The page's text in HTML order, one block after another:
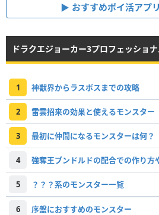
おすすめポイ活アプ
ドラクエジョーカー3プロフェッショ
1 神獣界からラスボスまでの攻略
2 雷雲招来の効果と使えるモンスター
3 最初に仲間になるモンスターは何？
4 強奪王ブンドルドの配合での作り方
5 ？？？系のモンスター一覧
6 序盤におすすめのモンスター